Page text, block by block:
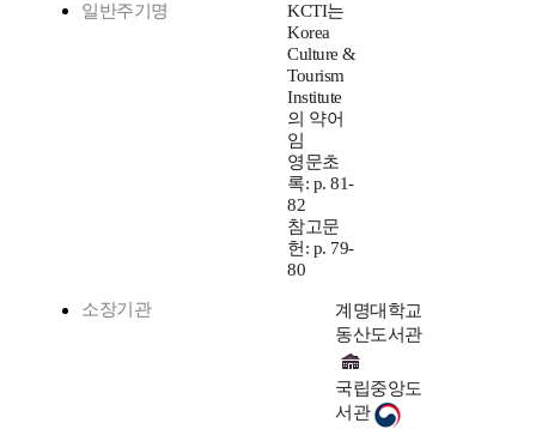
일반주기명
KCTI는
Korea
Culture &
Tourism
Institute
의 약어
임
영문초
록: p. 81-
82
참고문
헌: p. 79-
80
소장기관
계명대학교
동산도서관
국립중앙도
서관